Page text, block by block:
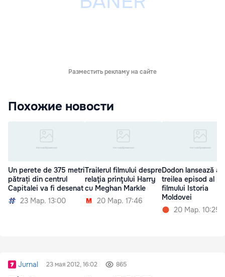
Разместить рекламу на сайте
Похожие новости
Un perete de 375 metri
pătrați din centrul
Capitalei va fi desenat
23 Мар. 13:00
Trailerul filmului despre
relaţia prinţului Harry
cu Meghan Markle
20 Мар. 17:46
Dodon lansează al
treilea episod al
filmului Istoria
Moldovei
20 Мар. 10:25
Jurnal 23 мая 2012, 16:02 865